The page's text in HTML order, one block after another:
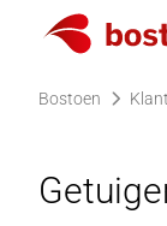
Ga naar de
Bostoen